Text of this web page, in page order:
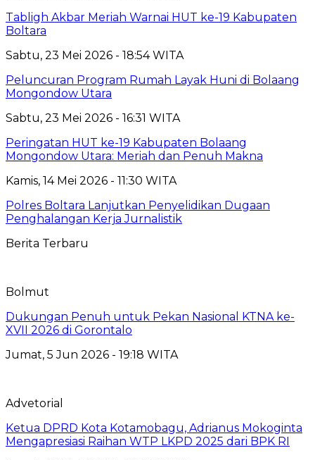
Tabligh Akbar Meriah Warnai HUT ke-19 Kabupaten
Boltara
Sabtu, 23 Mei 2026 - 18:54 WITA
Peluncuran Program Rumah Layak Huni di Bolaang
Mongondow Utara
Sabtu, 23 Mei 2026 - 16:31 WITA
Peringatan HUT ke-19 Kabupaten Bolaang
Mongondow Utara: Meriah dan Penuh Makna
Kamis, 14 Mei 2026 - 11:30 WITA
Polres Boltara Lanjutkan Penyelidikan Dugaan
Penghalangan Kerja Jurnalistik
Berita Terbaru
Bolmut
Dukungan Penuh untuk Pekan Nasional KTNA ke-
XVII 2026 di Gorontalo
Jumat, 5 Jun 2026 - 19:18 WITA
Advetorial
Ketua DPRD Kota Kotamobagu, Adrianus Mokoginta
Mengapresiasi Raihan WTP LKPD 2025 dari BPK RI